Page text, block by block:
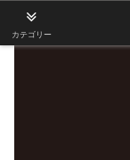
カテゴリー